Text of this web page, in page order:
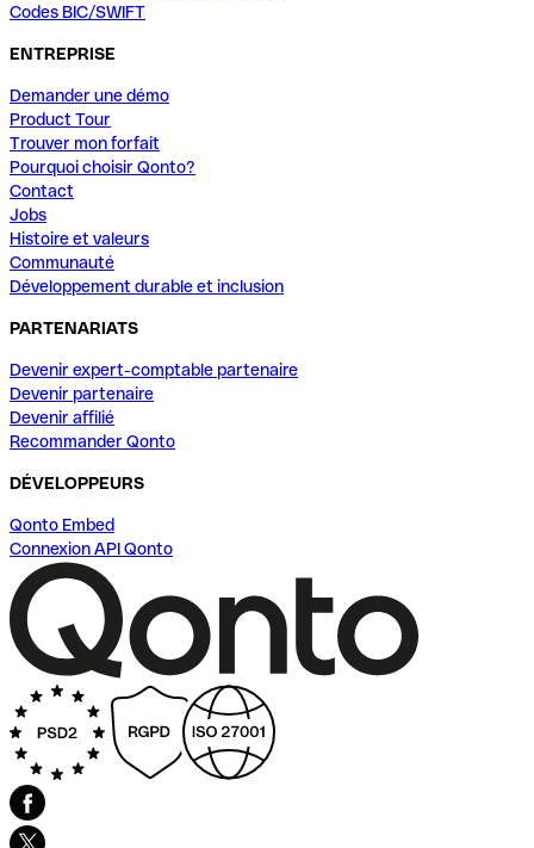
Codes BIC/SWIFT
ENTREPRISE
Demander une démo
Product Tour
Trouver mon forfait
Pourquoi choisir Qonto?
Contact
Jobs
Histoire et valeurs
Communauté
Développement durable et inclusion
PARTENARIATS
Devenir expert-comptable partenaire
Devenir partenaire
Devenir affilié
Recommander Qonto
DÉVELOPPEURS
Qonto Embed
Connexion API Qonto